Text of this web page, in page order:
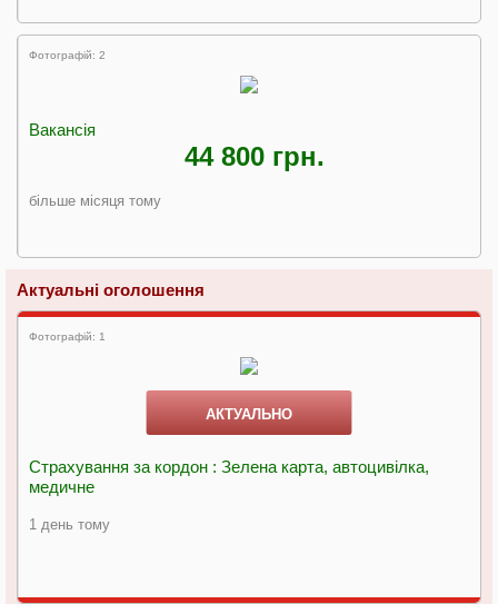
Фотографій: 2
Вакансія
44 800 грн.
більше місяця тому
Актуальні оголошення
Фотографій: 1
АКТУАЛЬНО
Страхування за кордон : Зелена карта, автоцивілка,
медичне
1 день тому